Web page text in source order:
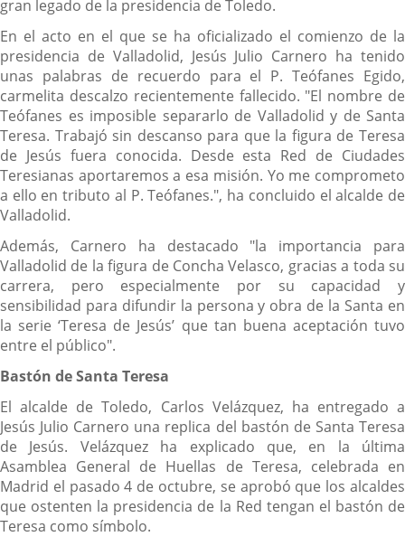
gran legado de la presidencia de Toledo.
En el acto en el que se ha oficializado el comienzo de la
presidencia de Valladolid, Jesús Julio Carnero ha tenido
unas palabras de recuerdo para el P. Teófanes Egido,
carmelita descalzo recientemente fallecido. "El nombre de
Teófanes es imposible separarlo de Valladolid y de Santa
Teresa. Trabajó sin descanso para que la figura de Teresa
de Jesús fuera conocida. Desde esta Red de Ciudades
Teresianas aportaremos a esa misión. Yo me comprometo
a ello en tributo al P. Teófanes.", ha concluido el alcalde de
Valladolid.
Además, Carnero ha destacado "la importancia para
Valladolid de la figura de Concha Velasco, gracias a toda su
carrera, pero especialmente por su capacidad y
sensibilidad para difundir la persona y obra de la Santa en
la serie ‘Teresa de Jesús’ que tan buena aceptación tuvo
entre el público".
Bastón de Santa Teresa
El alcalde de Toledo, Carlos Velázquez, ha entregado a
Jesús Julio Carnero una replica del bastón de Santa Teresa
de Jesús. Velázquez ha explicado que, en la última
Asamblea General de Huellas de Teresa, celebrada en
Madrid el pasado 4 de octubre, se aprobó que los alcaldes
que ostenten la presidencia de la Red tengan el bastón de
Teresa como símbolo.